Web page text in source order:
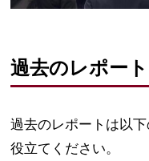
過去のレポート
過去のレポートは以
役立てください。